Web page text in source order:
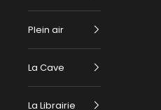
Plein air
La Cave
La Librairie